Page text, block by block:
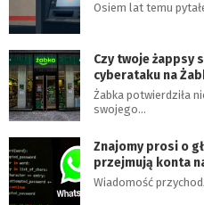
Osiem lat temu
Czy twoje żappsy
cyberataku na
Żabka potwierdziła
swojego…
Znajomy prosi o
przejmują konta
Wiadomość